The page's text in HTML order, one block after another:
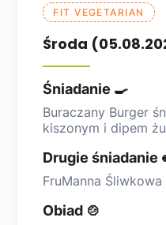
FIT VEGETARIAN
Środa
Śniadanie 🍳
Buraczany Burger
kiszonym i dipem
Drugie śniadanie
FruManna Śliwkowa
Obiad 🍲